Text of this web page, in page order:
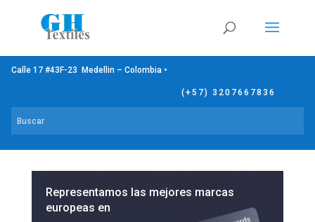
Calle 17 #43F-23 Medellin – Colombia •
(+57) 3207667836
Representamos las mejores marcas
europeas en